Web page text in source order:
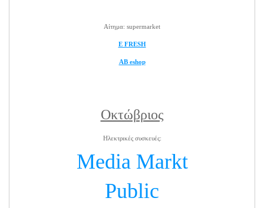
Αίτημα: supermarket
E FRESH
ΑΒ eshop
Οκτώβριος
Ηλεκτρικές συσκευές:
Media Markt
Public